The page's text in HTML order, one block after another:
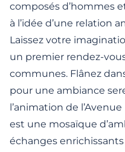
composés d’hommes
à l’idée d’une relation
Laissez votre
un premier rendez-
communes. Flânez
pour une ambiance
l’animation de
est une mosaïque
échanges